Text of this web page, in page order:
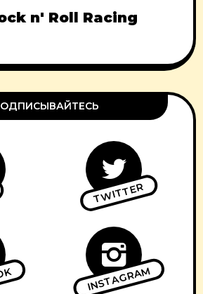
n' Roll Racing
TWITTER
INSTAGRAM